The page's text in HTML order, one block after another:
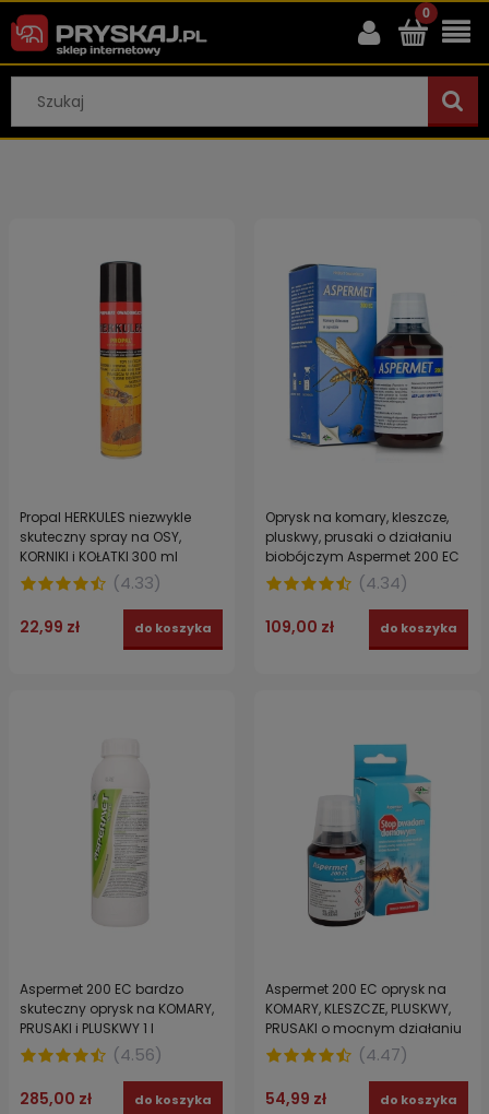
Propal HERKULES niezwykle
skuteczny spray na OSY,
KORNIKI i KOŁATKI 300 ml
(4.33)
22,99 zł do koszyka
Oprysk na komary, kleszcze,
pluskwy, prusaki o działaniu
biobójczym Aspermet 200 EC
250 ml
(4.34)
109,00 zł do koszyka
Aspermet 200 EC bardzo
skuteczny oprysk na KOMARY,
PRUSAKI i PLUSKWY 1 l
(4.56)
285,00 zł do koszyka
Aspermet 200 EC oprysk na
KOMARY, KLESZCZE, PLUSKWY,
PRUSAKI o mocnym działaniu
PERMETRYNA 100 ml
(4.47)
54,99 zł do koszyka